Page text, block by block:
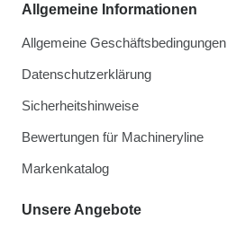
Allgemeine Informationen
Allgemeine Geschäftsbedingungen
Datenschutzerklärung
Sicherheitshinweise
Bewertungen für Machineryline
Markenkatalog
Unsere Angebote